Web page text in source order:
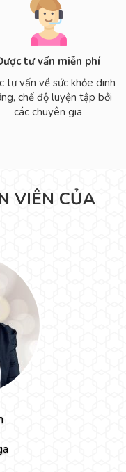
tư vấn miễn phí
tư vấn về sức khỏe dinh
chế độ luyện tập bởi
các chuyên gia
VIÊN CỦA